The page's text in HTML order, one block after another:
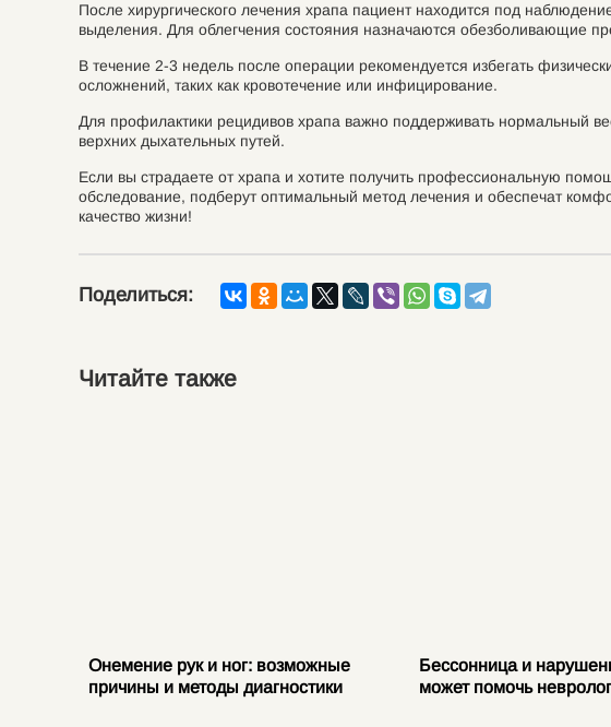
После хирургического лечения храпа пациент находится под
выделения. Для облегчения состояния назначаются обезболивающие
В течение 2-3 недель после операции рекомендуется избегать
осложнений, таких как кровотечение или инфицирование.
Для профилактики рецидивов храпа важно поддерживать нормальный
верхних дыхательных путей.
Если вы страдаете от храпа и хотите получить профессиональную
обследование, подберут оптимальный метод лечения и обеспечат
качество жизни!
Поделиться:
Читайте также
Онемение рук и ног: возможные
причины и методы диагностики
Бессонница и
может помочь